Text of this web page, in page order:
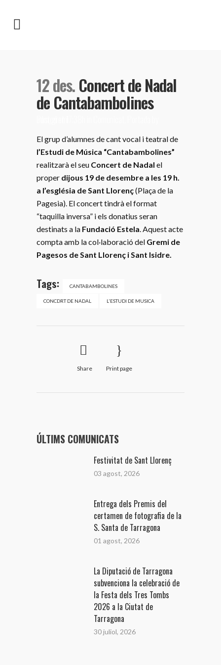
12 des.Concert de Nadal
de Cantabambolines
El grup d’alumnes de cant vocal i teatral de
l’Estudi de Música “Cantabambolines”
realitzarà el seu Concert de Nadal el
proper dijous 19 de desembre a les 19 h.
a l’església de Sant Llorenç(Plaça de la
Pagesia). El concert tindrà el format
“taquilla inversa” i els donatius seran
destinats a la Fundació Estela. Aquest acte
compta amb la col·laboració del Gremi de
Pagesos de Sant Llorenç i Sant Isidre.
Tags: CANTABAMBOLINES
CONCDRT DE NADAL L'ESTUDI DE MUSICA
Share Print page
ÚLTIMS COMUNICATS
Festivitat de Sant Llorenç
03 agost, 2026
Entrega dels Premis del
certamen de fotografia de la
S. Santa de Tarragona
01 agost, 2026
La Diputació de Tarragona
subvenciona la celebració de
la Festa dels Tres Tombs
2026 a la Ciutat de
Tarragona
30 juliol, 2026